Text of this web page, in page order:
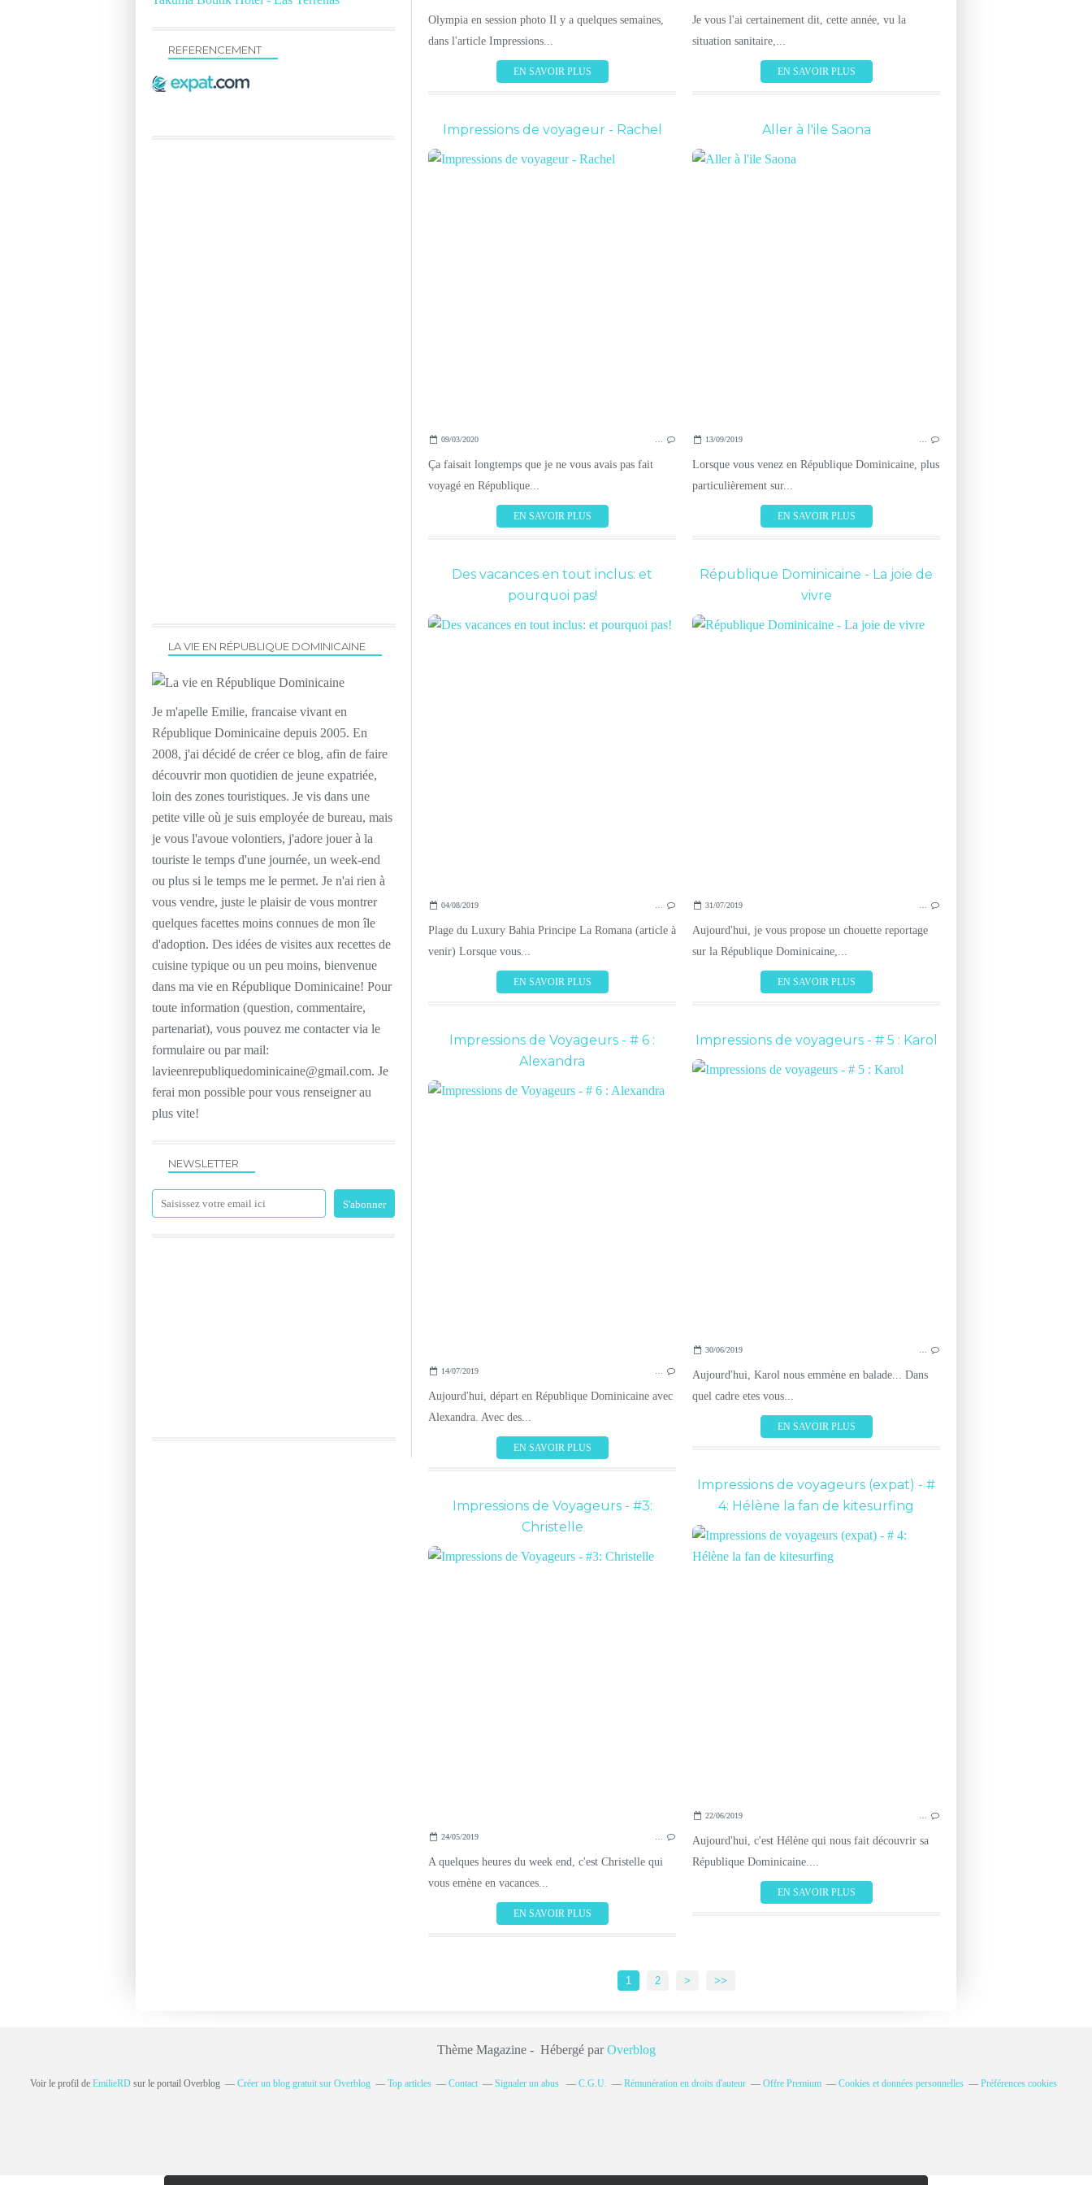
Olympia en session photo Il y a quelques semaines,
dans l'article Impressions...
EN SAVOIR PLUS
Je vous l'ai certainement dit, cette année, vu la
situation sanitaire,...
EN SAVOIR PLUS
Impressions de voyageur - Rachel
09/03/2020 …
Ça faisait longtemps que je ne vous avais pas fait
voyagé en République...
EN SAVOIR PLUS
Aller à l'ile Saona
13/09/2019 …
Lorsque vous venez en République Dominicaine, plus
particulièrement sur...
EN SAVOIR PLUS
Des vacances en tout inclus: et
pourquoi pas!
BONNES ADRESSES
04/08/2019 …
Plage du Luxury Bahia Principe La Romana (article à
venir) Lorsque vous...
EN SAVOIR PLUS
République Dominicaine - La joie de
vivre
31/07/2019 …
Aujourd'hui, je vous propose un chouette reportage
sur la République Dominicaine,...
EN SAVOIR PLUS
Impressions de Voyageurs - # 6 :
Alexandra
14/07/2019 …
Aujourd'hui, départ en République Dominicaine avec
Alexandra. Avec des...
EN SAVOIR PLUS
Impressions de voyageurs - # 5 : Karol
30/06/2019 …
Aujourd'hui, Karol nous emmène en balade... Dans
quel cadre etes vous...
EN SAVOIR PLUS
Impressions de voyageurs (expat) - #
4: Hélène la fan de kitesurfing
22/06/2019 …
Aujourd'hui, c'est Hélène qui nous fait découvrir sa
République Dominicaine....
EN SAVOIR PLUS
Impressions de Voyageurs - #3:
Christelle
24/05/2019 …
A quelques heures du week end, c'est Christelle qui
vous emène en vacances...
EN SAVOIR PLUS
1 2 > >>
NEWSLETTER
LA VIE EN RÉPUBLIQUE DOMINICAINE
Je m'apelle Emilie, francaise vivant en
République Dominicaine depuis 2005. En
2008, j'ai décidé de créer ce blog, afin de faire
découvrir mon quotidien de jeune expatriée,
loin des zones touristiques. Je vis dans une
petite ville où je suis employée de bureau, mais
je vous l'avoue volontiers, j'adore jouer à la
touriste le temps d'une journée, un week-end
ou plus si le temps me le permet. Je n'ai rien à
vous vendre, juste le plaisir de vous montrer
quelques facettes moins connues de mon île
d'adoption. Des idées de visites aux recettes de
cuisine typique ou un peu moins, bienvenue
dans ma vie en République Dominicaine! Pour
toute information (question, commentaire,
partenariat), vous pouvez me contacter via le
formulaire ou par mail:
lavieenrepubliquedominicaine@gmail.com. Je
ferai mon possible pour vous renseigner au
plus vite!
REFERENCEMENT
Thème Magazine - Hébergé parOverblog
Voir le profil de EmilieRD sur le portail Overblog Créer un blog gratuit sur Overblog Top articles Contact Signaler un abus C.G.U. Rémunération en droits d'auteur Offre Premium Cookies et données personnelles Préférences cookies